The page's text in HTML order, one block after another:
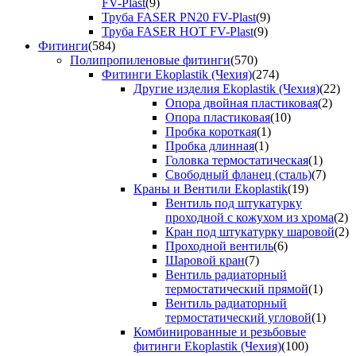
FV-Plast(9)
Труба FASER PN20 FV-Plast(9)
Труба FASER HOT FV-Plast(9)
Фитинги(584)
Полипропиленовые фитинги(570)
Фитинги Ekoplastik (Чехия)(274)
Другие изделия Ekoplastik (Чехия)(22)
Опора двойная пластиковая(2)
Опора пластиковая(10)
Пробка короткая(1)
Пробка длинная(1)
Головка термостатическая(1)
Свободный фланец (сталь)(7)
Краны и Вентили Ekoplastik(19)
Вентиль под штукатурку
проходной с кожухом из хрома(2)
Кран под штукатурку шаровой(2)
Проходной вентиль(6)
Шаровой кран(7)
Вентиль радиаторный
термостатический прямой(1)
Вентиль радиаторный
термостатический угловой(1)
Комбинированные и резьбовые
фитинги Ekoplastik (Чехия)(100)